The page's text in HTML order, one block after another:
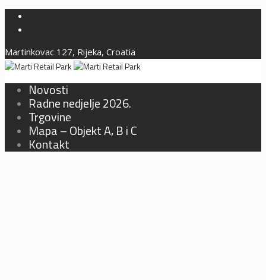
Martinkovac 127, Rijeka, Croatia
Novosti
Radne nedjelje 2026.
Trgovine
Mapa – Objekt A, B i C
Kontakt